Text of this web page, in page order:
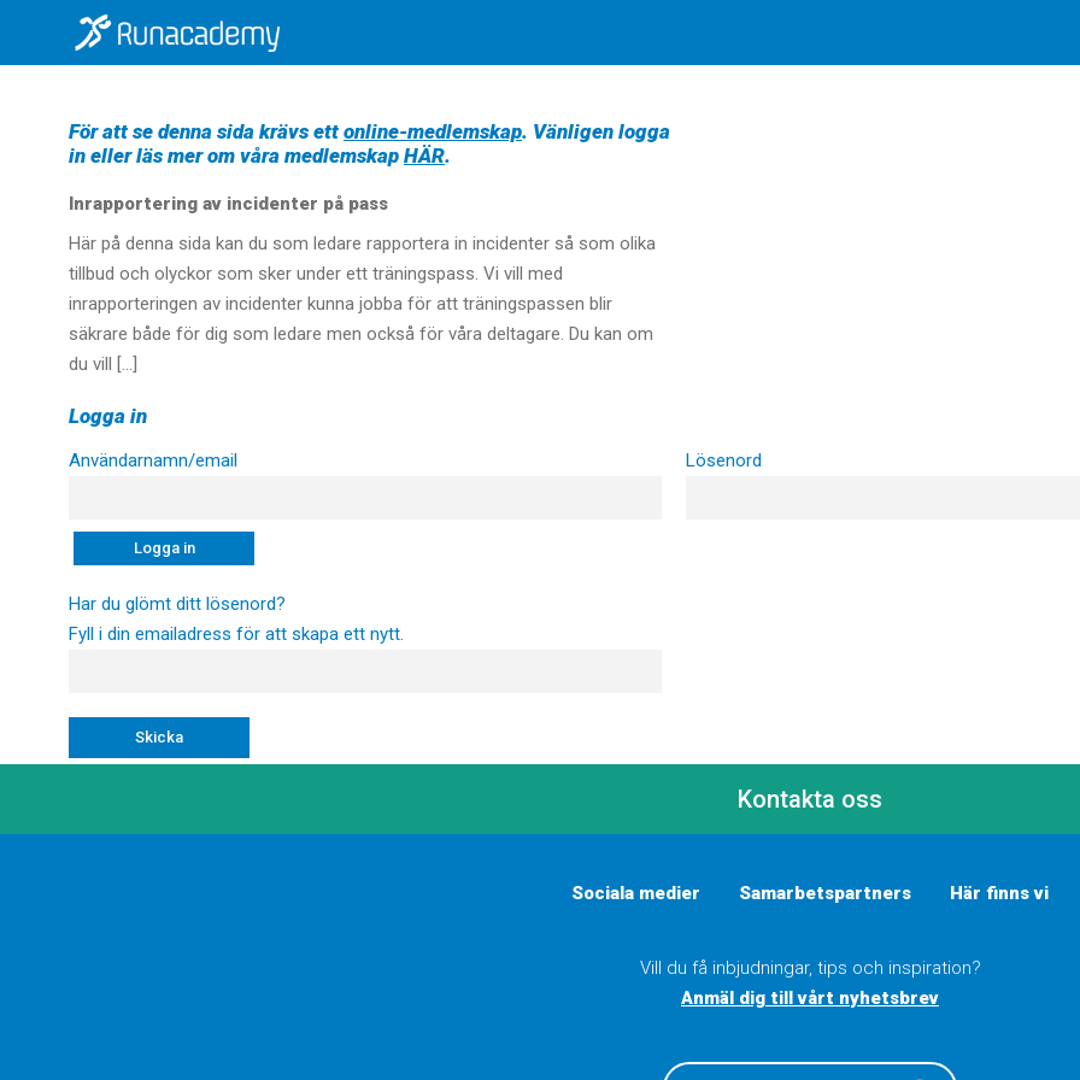
För att se denna sida krävs ett online-medlemskap. Vänligen logga
in eller läs mer om våra medlemskap HÄR.
Inrapportering av incidenter på pass
Här på denna sida kan du som ledare rapportera in incidenter så som olika
tillbud och olyckor som sker under ett träningspass. Vi vill med
inrapporteringen av incidenter kunna jobba för att träningspassen blir
säkrare både för dig som ledare men också för våra deltagare. Du kan om
du vill […]
Logga in
Användarnamn/email Lösenord
Har du glömt ditt lösenord?
Fyll i din emailadress för att skapa ett nytt.
Kontakta oss
Sociala medier Samarbetspartners Här finns vi
Vill du få inbjudningar, tips och inspiration?
Anmäl dig till vårt nyhetsbrev